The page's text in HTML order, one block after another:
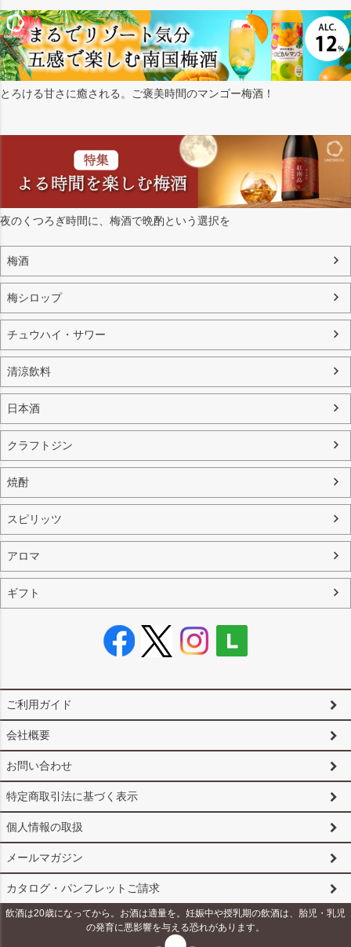
とろける甘さに癒される。ご褒美時間のマンゴー梅酒！
夜のくつろぎ時間に、梅酒で晩酌という選択を
梅酒
梅シロップ
チュウハイ・サワー
清涼飲料
日本酒
クラフトジン
焼酎
スピリッツ
アロマ
ギフト
ご利用ガイド
会社概要
お問い合わせ
特定商取引法に基づく表示
個人情報の取扱
メールマガジン
カタログ・パンフレットご請求
飲酒は20歳になってから。お酒は適量を。妊娠中や授乳期の飲酒は、胎児・乳児
の発育に悪影響を与える恐れがあります。